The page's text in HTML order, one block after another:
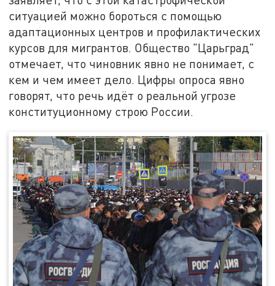
ситуацией можно бороться с помощью
адаптационных центров и профилактических
курсов для мигрантов. Общество "Царьград"
отмечает, что чиновник явно не понимает, с
кем и чем имеет дело. Цифры опроса явно
говорят, что речь идёт о реальной угрозе
конституционному строю России.